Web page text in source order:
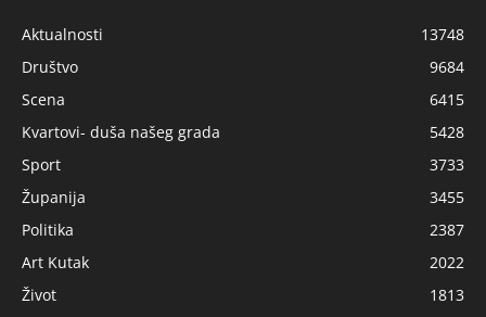
Aktualnosti
13748
Društvo
9684
Scena
6415
Kvartovi- duša našeg grada
5428
Sport
3733
Županija
3455
Politika
2387
Art Kutak
2022
Život
1813